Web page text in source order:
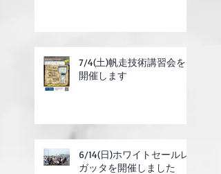
7/4(土)帆走技術講習会を
開催します
6/14(日)ホワイトセールレ
ガッタを開催しました